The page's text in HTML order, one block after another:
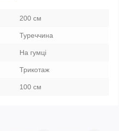
200 см
Туреччина
На гумці
Трикотаж
100 см